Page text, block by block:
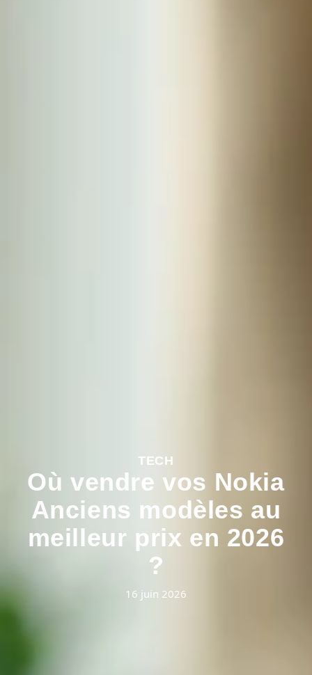
TECH
Où vendre vos Nokia
Anciens modèles au
meilleur prix en 2026
?
16 juin 2026